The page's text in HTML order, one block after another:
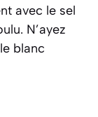
avec le sel
N’ayez
blanc